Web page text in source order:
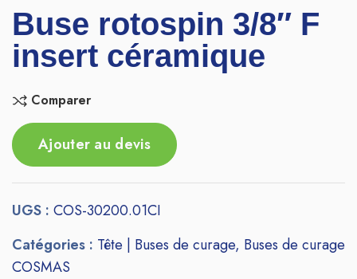
Buse rotospin 3/8″ F
insert céramique
Comparer
Ajouter au devis
UGS : COS-30200.01CI
Catégories : Tête | Buses de curage, Buses de curage
COSMAS